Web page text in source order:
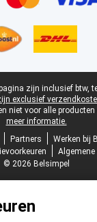
zijn inclusief btw,
exclusief
niet voor alle
meer informatie.
Partners Werken bij
© 2026 Belsimpel